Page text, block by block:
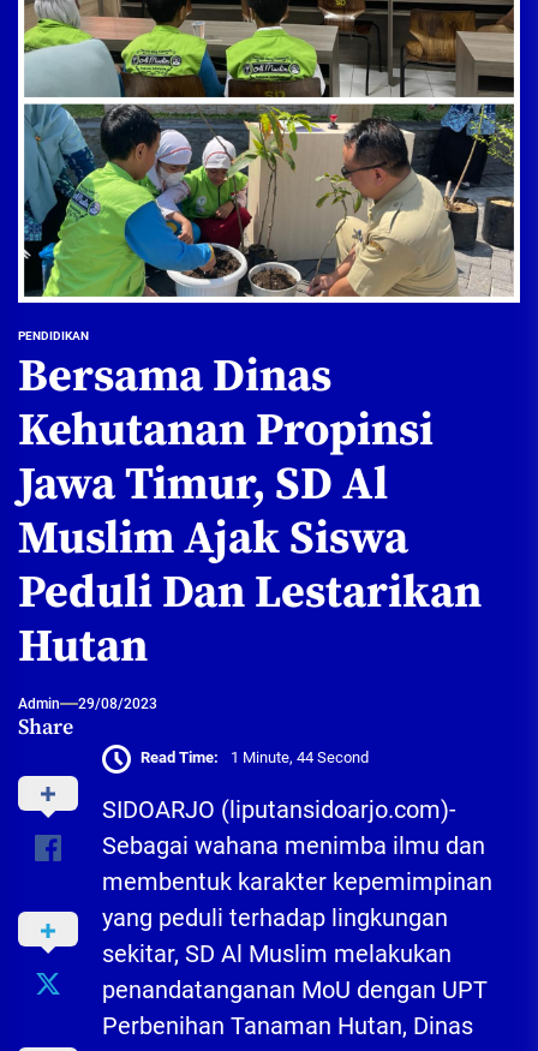
PENDIDIKAN
Bersama Dinas
Kehutanan Propinsi
Jawa Timur, SD Al
Muslim Ajak Siswa
Peduli Dan Lestarikan
Hutan
Admin 29/08/2023
Share
Read Time: 1 Minute, 44 Second
SIDOARJO (liputansidoarjo.com)-
Sebagai wahana menimba ilmu dan
membentuk karakter kepemimpinan
yang peduli terhadap lingkungan
sekitar, SD Al Muslim melakukan
penandatanganan MoU dengan UPT
Perbenihan Tanaman Hutan, Dinas